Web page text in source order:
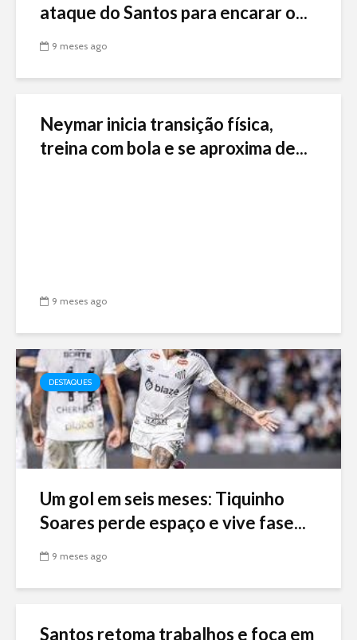
ataque do Santos para encarar o...
9 meses ago
Neymar inicia transição física,
treina com bola e se aproxima de...
9 meses ago
DESTAQUES
Um gol em seis meses: Tiquinho
Soares perde espaço e vive fase...
9 meses ago
Santos retoma trabalhos e foca em